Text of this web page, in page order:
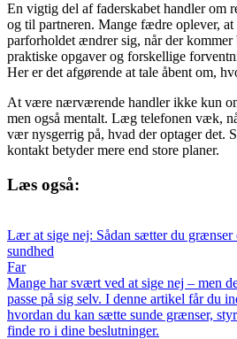
En vigtig del af faderskabet handler om
og til partneren. Mange fædre oplever,
parforholdet ændrer sig, når der kommer
praktiske opgaver og forskellige
Her er det afgørende at tale åbent om,
At være nærværende handler ikke kun
men også mentalt. Læg telefonen væk,
vær nysgerrig på, hvad der optager det.
kontakt betyder mere end store planer.
Læs også:
Lær at sige nej: Sådan sætter du grænser
sundhed
Far
Mange har svært ved at sige nej – men
passe på sig selv. I denne artikel får du
hvordan du kan sætte sunde grænser,
finde ro i dine beslutninger.